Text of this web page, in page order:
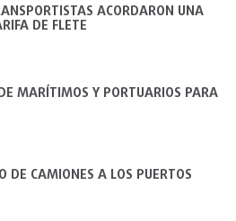
ACORDARON UNA
DE FLETE
MARÍTIMOS Y PORTUARIOS PARA
DE CAMIONES A LOS PUERTOS